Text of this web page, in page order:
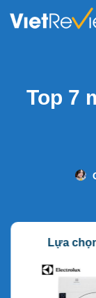
Top 7
Lựa